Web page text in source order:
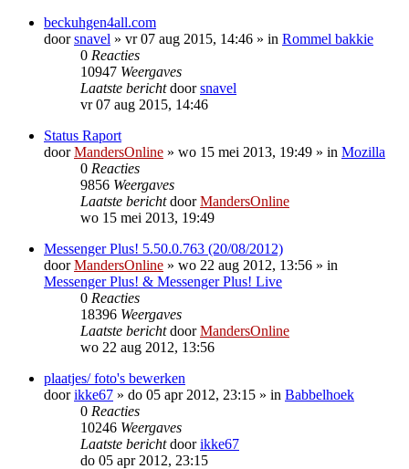
beckuhgen4all.com
doorsnavel » vr 07 aug 2015, 14:46 » in Rommel bakkie
0 Reacties
10947 Weergaves
Laatste berichtdoorsnavel
vr 07 aug 2015, 14:46
Status Raport
doorMandersOnline » wo 15 mei 2013, 19:49 » in Mozilla
0 Reacties
9856 Weergaves
Laatste berichtdoorMandersOnline
wo 15 mei 2013, 19:49
Messenger Plus! 5.50.0.763 (20/08/2012)
doorMandersOnline » wo 22 aug 2012, 13:56 » in
Messenger Plus! & Messenger Plus! Live
0 Reacties
18396 Weergaves
Laatste berichtdoorMandersOnline
wo 22 aug 2012, 13:56
plaatjes/ foto's bewerken
doorikke67 » do 05 apr 2012, 23:15 » in Babbelhoek
0 Reacties
10246 Weergaves
Laatste berichtdoorikke67
do 05 apr 2012, 23:15